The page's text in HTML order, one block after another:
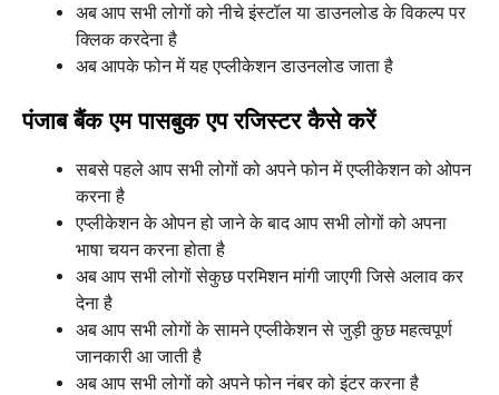
अब आप सभी लोगों को नीचे इंस्टॉल या डाउनलोड के विकल्प पर
क्लिक करदेना है
अब आपके फोन में यह एप्लीकेशन डाउनलोड जाता है
पंजाब बैंक एम पासबुक एप रजिस्टर कैसे करें
सबसे पहले आप सभी लोगों को अपने फोन में एप्लीकेशन को ओपन
करना है
एप्लीकेशन के ओपन हो जाने के बाद आप सभी लोगों को अपना
भाषा चयन करना होता है
अब आप सभी लोगों सेकुछ परमिशन मांगी जाएगी जिसे अलाव कर
देना है
अब आप सभी लोगों के सामने एप्लीकेशन से जुड़ी कुछ महत्वपूर्ण
जानकारी आ जाती है
अब आप सभी लोगों को अपने फोन नंबर को इंटर करना है